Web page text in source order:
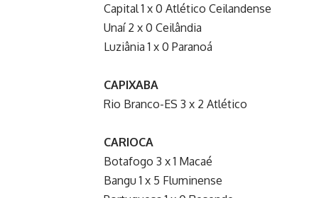
Capital 1 x 0 Atlético Ceilandense
Unaí 2 x 0 Ceilândia
Luziânia 1 x 0 Paranoá
CAPIXABA
Rio Branco-ES 3 x 2 Atlético
CARIOCA
Botafogo 3 x 1 Macaé
Bangu 1 x 5 Fluminense